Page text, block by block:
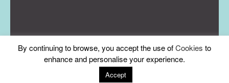
By continuing to browse, you accept the use ofCookies to
enhance and personalise your experience.
Accept